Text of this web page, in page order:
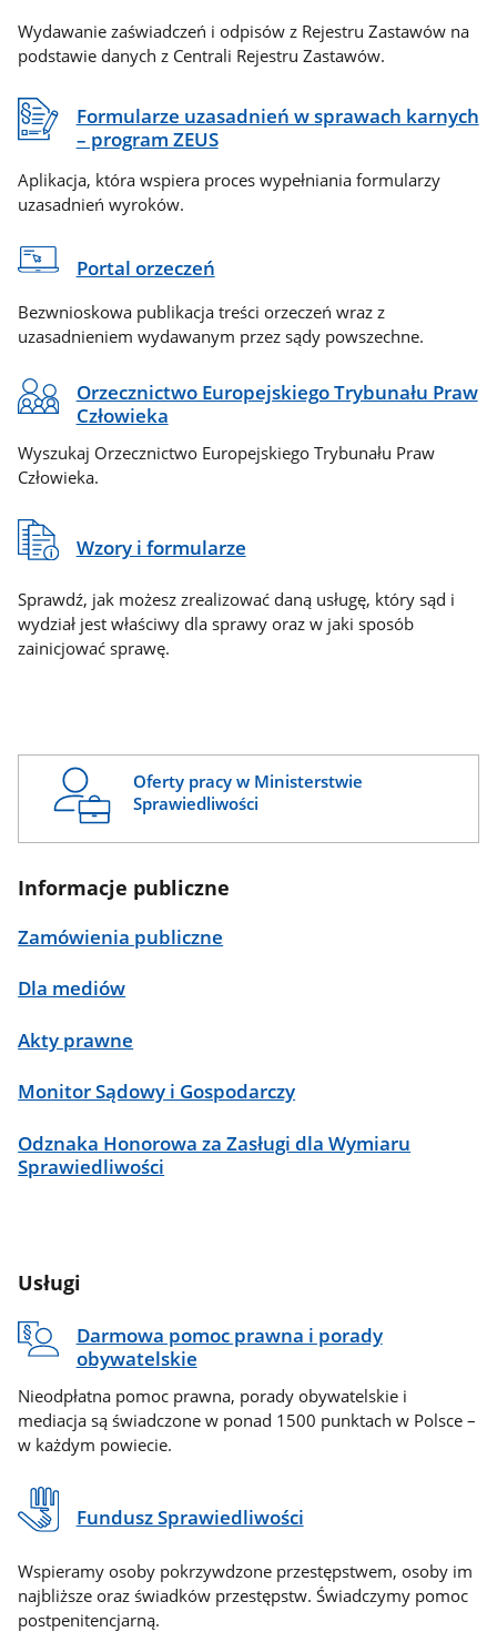
Wydawanie zaświadczeń i odpisów z Rejestru Zastawów na
podstawie danych z Centrali Rejestru Zastawów.
Formularze uzasadnień w sprawach karnych
– program ZEUS
Aplikacja, która wspiera proces wypełniania formularzy
uzasadnień wyroków.
Portal orzeczeń
Bezwnioskowa publikacja treści orzeczeń wraz z
uzasadnieniem wydawanym przez sądy powszechne.
Orzecznictwo Europejskiego Trybunału Praw
Człowieka
Wyszukaj Orzecznictwo Europejskiego Trybunału Praw
Człowieka.
Wzory i formularze
Sprawdź, jak możesz zrealizować daną usługę, który sąd i
wydział jest właściwy dla sprawy oraz w jaki sposób
zainicjować sprawę.
Oferty pracy w Ministerstwie
Sprawiedliwości
Informacje publiczne
Zamówienia publiczne
Dla mediów
Akty prawne
Monitor Sądowy i Gospodarczy
Odznaka Honorowa za Zasługi dla Wymiaru
Sprawiedliwości
Usługi
Darmowa pomoc prawna i porady
obywatelskie
Nieodpłatna pomoc prawna, porady obywatelskie i
mediacja są świadczone w ponad 1500 punktach w Polsce –
w każdym powiecie.
Fundusz Sprawiedliwości
Wspieramy osoby pokrzywdzone przestępstwem, osoby im
najbliższe oraz świadków przestępstw. Świadczymy pomoc
postpenitencjarną.